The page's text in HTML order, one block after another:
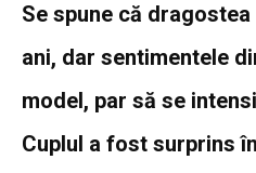
Se spune că
ani, dar sentimentele
model, par să se
Cuplul a fost surprins